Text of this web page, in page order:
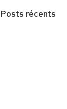
Posts récents